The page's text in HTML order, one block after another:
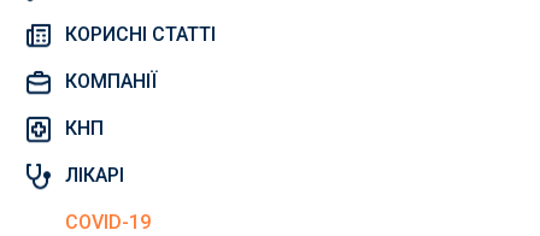
КОРИСНІ СТАТТІ
КОМПАНІЇ
КНП
ЛІКАРІ
COVID-19